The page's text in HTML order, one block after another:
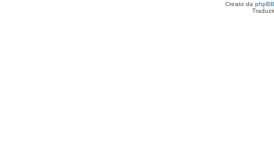
Creato da phpBB